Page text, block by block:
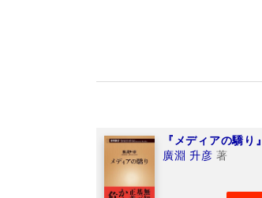
『メディアの驕り』
廣淵 升彦 著